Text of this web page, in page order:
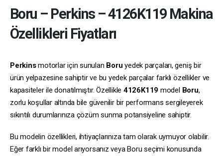
Boru – Perkins–4126K119Makina
Özellikleri Fiyatları
Perkinsmotorlar için sunulan Boru yedek parçaları, geniş bir
ürün yelpazesine sahiptir ve bu yedek parçalar farklı özellikler ve
kapasiteler ile donatılmıştır. Özellikle 4126K119 model Boru,
zorlu koşullar altında bile güvenilir bir performans sergileyerek
sıkıntılı durumlarınıza çözüm sunma potansiyeline sahiptir.
Bu modelin özellikleri, ihtiyaçlarınıza tam olarak uymuyor olabilir.
Eğer farklı bir model arıyorsanız veya Boru seçimi konusunda